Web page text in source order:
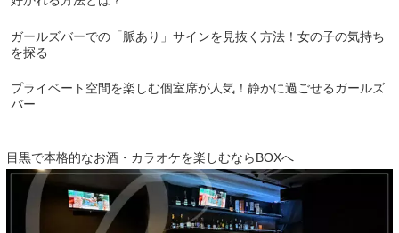
ガールズバーでの「脈あり」サインを見抜く方法！女の子の気持ち
を探る
プライベート空間を楽しむ個室席が人気！静かに過ごせるガールズ
バー
目黒で本格的なお酒・カラオケを楽しむならBOXへ